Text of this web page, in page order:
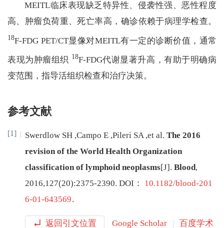
MEITL临床表现缺乏特异性、侵袭性强、恶性程度
高、肿瘤负荷重、死亡率高，确诊依赖于病理学检查。
18F-FDG PET/CT显像对MEITL有一定的诊断价值，通常
表现为肿瘤组织 18F-FDG代谢显著升高，有助于明确病
变范围，指导活组织检查和治疗决策。
参考文献
[1] Swerdlow SH ,Campo E ,Pileri SA ,et al. The 2016
revision of the World Health Organization
classification of lymphoid neoplasms[J]. Blood,
2016,127(20):2375-2390. DOI： 10.1182/blood-201
6-01-643569.
返回引文位置 Google Scholar 百度学术